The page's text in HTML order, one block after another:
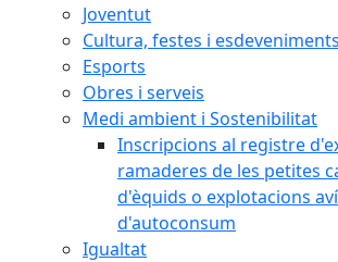
Joventut
Cultura, festes i esdeveniments
Esports
Obres i serveis
Medi ambient i Sostenibilitat
Inscripcions al registre
ramaderes de les petites
d'èquids o explotacions
d'autoconsum
Igualtat